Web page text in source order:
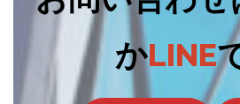
かLINE